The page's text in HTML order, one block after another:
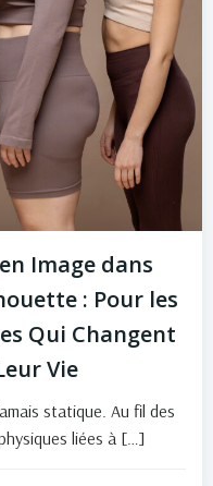
Image dans
: Pour les
Qui Changent
Vie
statique. Au fil des
liées à […]